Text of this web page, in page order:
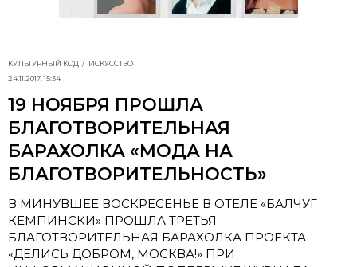
КУЛЬТУРНЫЙ КОД
ИСКУССТВО
24.11.2017, 15:34
19 НОЯБРЯ ПРОШЛА
БЛАГОТВОРИТЕЛЬНАЯ
БАРАХОЛКА «МОДА НА
БЛАГОТВОРИТЕЛЬНОСТЬ»
В МИНУВШЕЕ ВОСКРЕСЕНЬЕ В ОТЕЛЕ «БАЛЧУГ
КЕМПИНСКИ» ПРОШЛА ТРЕТЬЯ
БЛАГОТВОРИТЕЛЬНАЯ БАРАХОЛКА ПРОЕКТА
«ДЕЛИСЬ ДОБРОМ, МОСКВА!» ПРИ